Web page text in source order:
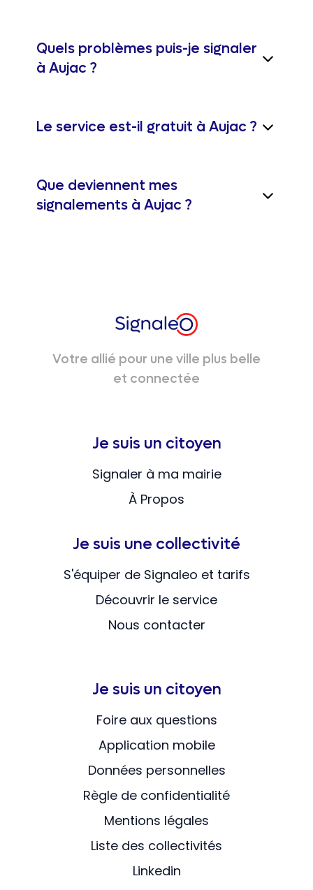
Quels problèmes puis-je signaler
à Aujac ?
Le service est-il gratuit à Aujac ?
Que deviennent mes
signalements à Aujac ?
Votre allié pour une ville plus belle
et connectée
Je suis un citoyen
Signaler à ma mairie
À Propos
Je suis une collectivité
S'équiper de Signaleo et tarifs
Découvrir le service
Nous contacter
Je suis un citoyen
Foire aux questions
Application mobile
Données personnelles
Règle de confidentialité
Mentions légales
Liste des collectivités
Linkedin